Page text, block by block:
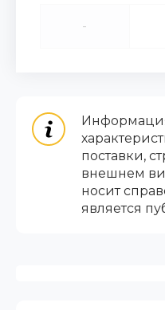
-
поставки,
внешнем
носит
является